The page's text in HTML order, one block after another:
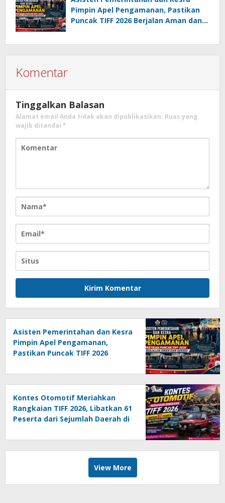
Pimpin Apel Pengamanan, Pastikan
Puncak TIFF 2026 Berjalan Aman dan
Komentar
Tinggalkan Balasan
Alamat email Anda tidak akan dipublikasikan. Ruas yang
wajib ditandai *
Asisten Pemerintahan dan Kesra
Pimpin Apel Pengamanan,
Pastikan Puncak TIFF 2026
Kontes Otomotif Meriahkan
Rangkaian TIFF 2026, Libatkan 61
Peserta dari Sejumlah Daerah di
View More